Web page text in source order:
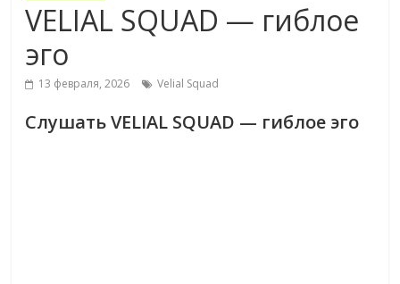
VELIAL SQUAD — гиблое
эго
13 февраля, 2026 Velial Squad
Слушать VELIAL SQUAD — гиблое эго